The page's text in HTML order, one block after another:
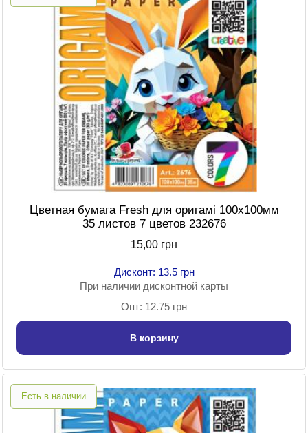
Цветная бумага Fresh для оригамі 100х100мм
35 листов 7 цветов 232676
15,00 грн
Дисконт: 13.5 грн
При наличии дисконтной карты
Опт: 12.75 грн
В корзину
Есть в наличии